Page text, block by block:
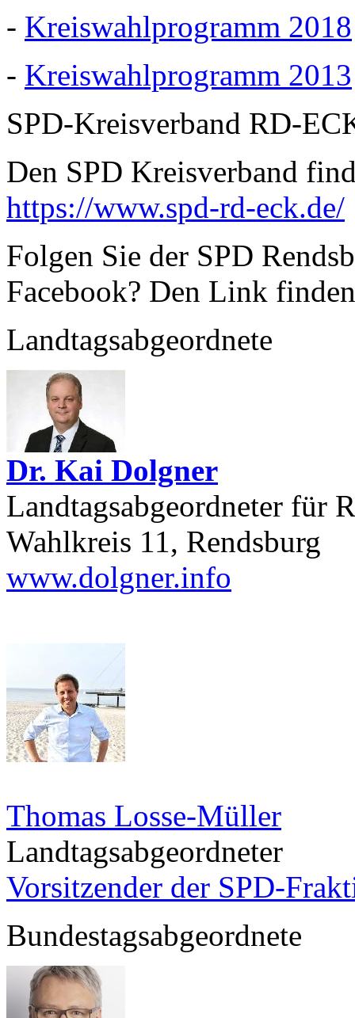
- Kreiswahlprogramm 2018
- Kreiswahlprogramm 2013
SPD-Kreisverband RD-
Den SPD Kreisverband
https://www.spd-rd-eck.de/
Folgen Sie der SPD
Facebook? Den Link
Landtagsabgeordnete
Dr. Kai Dolgner
Landtagsabgeordneter für
Wahlkreis 11, Rendsburg
www.dolgner.info
Thomas Losse-Müller
Landtagsabgeordneter
Vorsitzender der SPD-
Bundestagsabgeordnete